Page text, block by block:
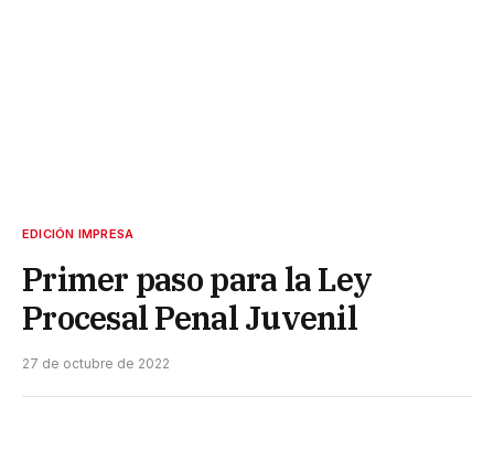
EDICIÓN IMPRESA
Primer paso para la Ley
Procesal Penal Juvenil
27 de octubre de 2022